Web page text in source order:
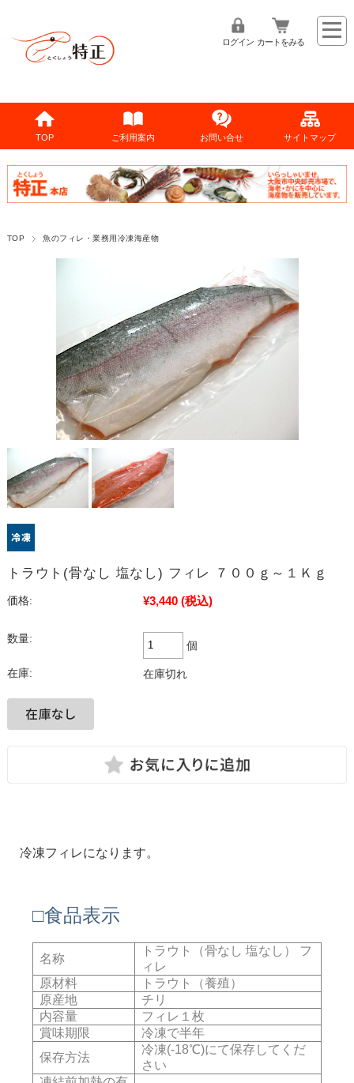
ログイン カートをみる
TOP ご利用案内 お問い合せ サイトマップ
TOP 魚のフィレ・業務用冷凍海産物
トラウト(骨なし 塩なし) フィレ ７００ｇ～１Ｋｇ
価格: ¥3,440 (税込)
数量:
個
在庫: 在庫切れ
冷凍フィレになります。
□食品表示
名称
トラウト（骨なし 塩なし） フ
ィレ
原材料
トラウト（養殖）
原産地
チリ
内容量
フィレ１枚
賞味期限
冷凍で半年
保存方法
冷凍(-18℃)にて保存してくだ
さい